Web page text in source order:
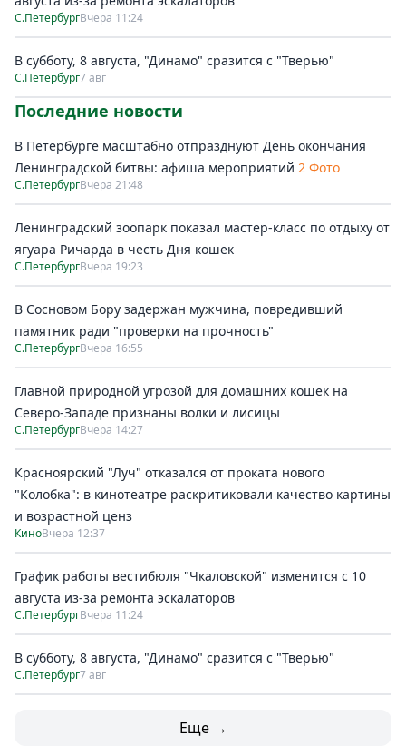
С.ПетербургВчера 11:24
В субботу, 8 августа, "Динамо" сразится с "Тверью"
С.Петербург7 авг
Последние новости
В Петербурге масштабно отпразднуют День окончания
Ленинградской битвы: афиша мероприятий 2 Фото
С.ПетербургВчера 21:48
Ленинградский зоопарк показал мастер-класс по отдыху от
ягуара Ричарда в честь Дня кошек
С.ПетербургВчера 19:23
В Сосновом Бору задержан мужчина, повредивший
памятник ради "проверки на прочность"
С.ПетербургВчера 16:55
Главной природной угрозой для домашних кошек на
Северо-Западе признаны волки и лисицы
С.ПетербургВчера 14:27
Красноярский "Луч" отказался от проката нового
"Колобка": в кинотеатре раскритиковали качество картины
и возрастной ценз
КиноВчера 12:37
График работы вестибюля "Чкаловской" изменится с 10
августа из-за ремонта эскалаторов
С.ПетербургВчера 11:24
В субботу, 8 августа, "Динамо" сразится с "Тверью"
С.Петербург7 авг
Еще →